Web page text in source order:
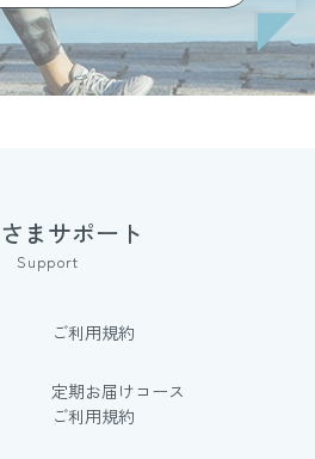
まサポート
Support
ご利用規約
定期お届けコース
ご利用規約